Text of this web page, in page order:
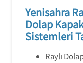
Yenisahra
Dolap
Sistemleri
Raylı